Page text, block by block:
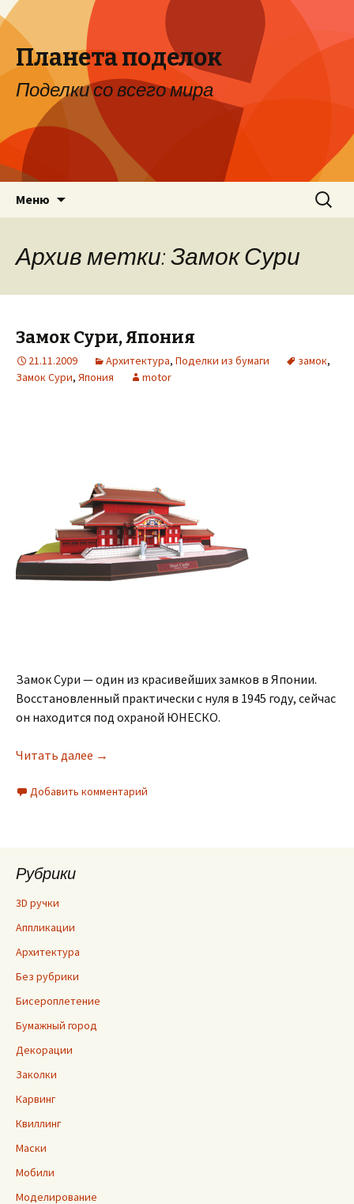
Планета поделок
Поделки со всего мира
Меню Найти:
Архив метки: Замок Сури
Замок Сури, Япония
21.11.2009 Архитектура, Поделки из бумаги замок,
Замок Сури, Япония motor
Замок Сури — один из красивейших замков в Японии.
Восстановленный практически с нуля в 1945 году, сейчас
он находится под охраной ЮНЕСКО.
Читать далее →
Добавить комментарий
Рубрики
3D ручки
Аппликации
Архитектура
Без рубрики
Бисероплетение
Бумажный город
Декорации
Заколки
Карвинг
Квиллинг
Маски
Мобили
Моделирование